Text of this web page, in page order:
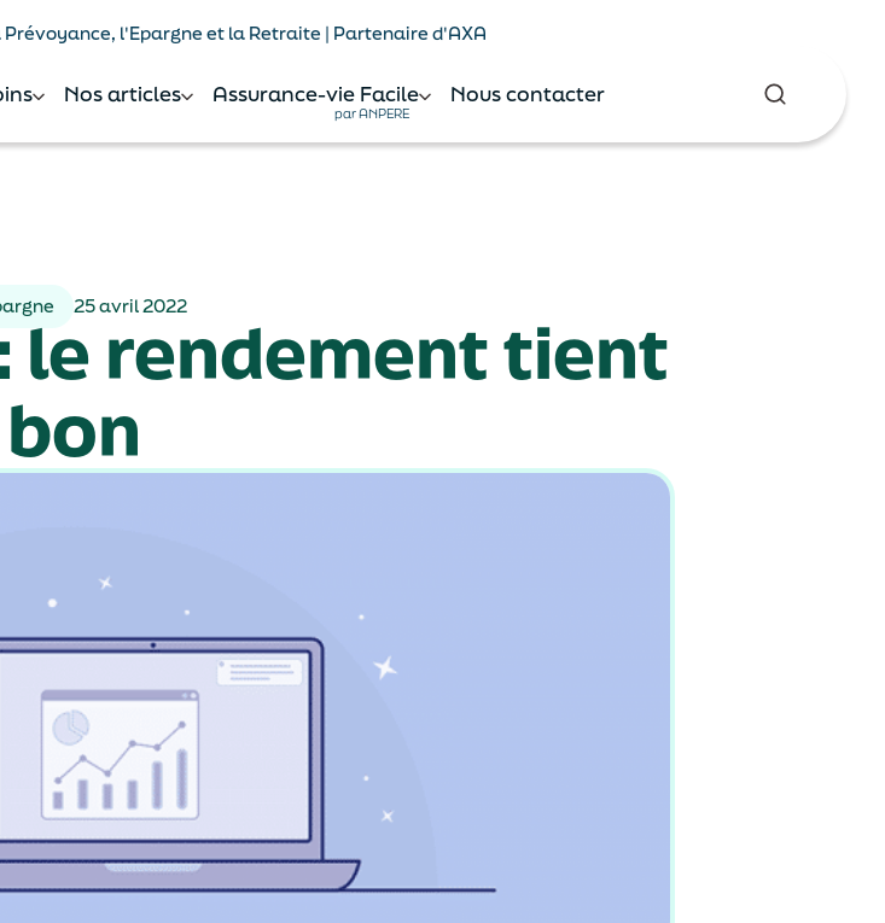
Prévoyance, l'Epargne et la Retraite | Partenaire d'AXA
Nos articles Assurance-vie Facile
par ANPERE
Nous contacter
25 avril 2022
le rendement tient
bon